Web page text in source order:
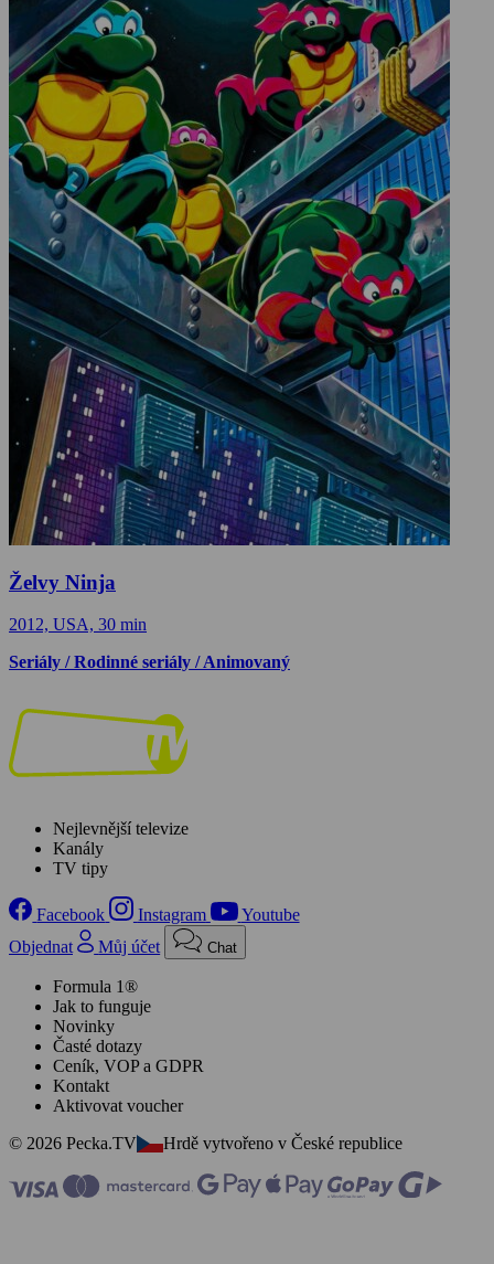
Želvy Ninja
2012, USA, 30 min
Seriály / Rodinné seriály / Animovaný
Nejlevnější televize
Kanály
TV tipy
Facebook Instagram
Youtube
Objednat
Můj účet Chat
Formula 1®
Jak to funguje
Novinky
Časté dotazy
Ceník, VOP a GDPR
Kontakt
Aktivovat voucher
© 2026 Pecka.TV
Hrdě vytvořeno v České republice